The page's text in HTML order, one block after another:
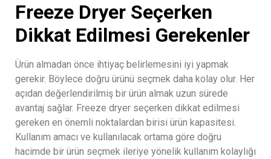
Freeze Dryer Seçerken
Dikkat Edilmesi Gerekenler
Ürün almadan önce ihtiyaç belirlemesini iyi yapmak
gerekir. Böylece doğru ürünü seçmek daha kolay olur. Her
açıdan değerlendirilmiş bir ürün almak uzun sürede
avantaj sağlar. Freeze dryer seçerken dikkat edilmesi
gereken en önemli noktalardan birisi ürün kapasitesi.
Kullanım amacı ve kullanılacak ortama göre doğru
hacimde bir ürün seçmek ileriye yönelik kullanım kolaylığı